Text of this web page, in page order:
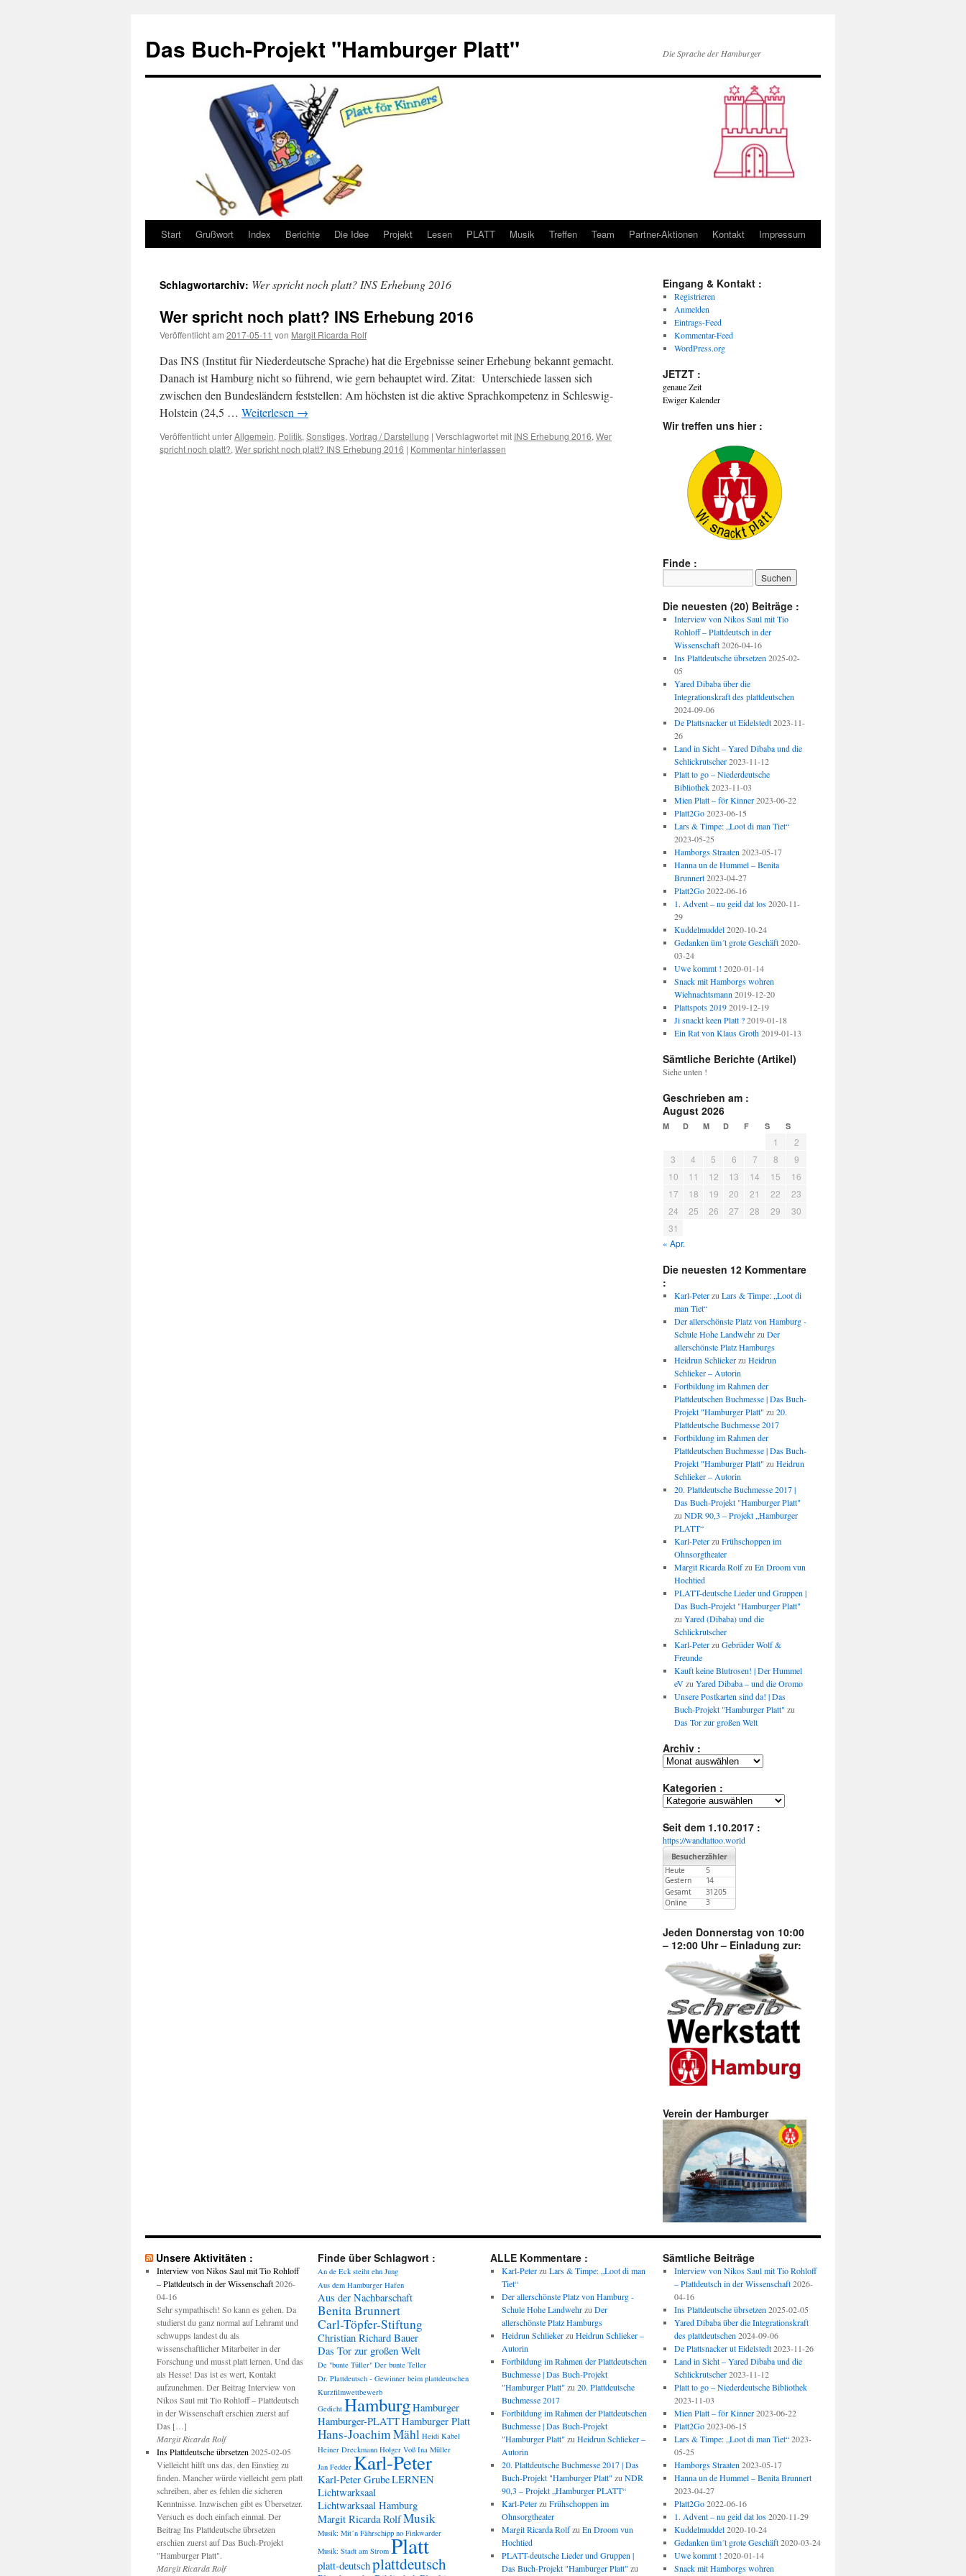
springen
Das Buch-Projekt "Hamburger Platt" Die Sprache der Hamburger
Start Grußwort Index Berichte Die Idee Projekt Lesen PLATT Musik Treffen Team Partner-Aktionen Kontakt Impressum
Schlagwortarchiv: Wer spricht noch platt? INS Erhebung 2016
Wer spricht noch platt? INS Erhebung 2016
Veröffentlicht am 2017-05-11 von Margit Ricarda Rolf
Das INS (Institut für Niederdeutsche Sprache) hat die Ergebnisse seiner Erhebung bekannt gemacht.
Danach ist Hamburg nicht so führend, wie gern behauptet wird. Zitat: Unterschiede lassen sich
zwischen den Bundesländern feststellen: Am höchsten ist die aktive Sprachkompetenz in Schleswig-
Holstein (24,5 … Weiterlesen →
Veröffentlicht unterAllgemein, Politik, Sonstiges, Vortrag / Darstellung | Verschlagwortet mit INS Erhebung 2016, Wer
spricht noch platt?, Wer spricht noch platt? INS Erhebung 2016 | Kommentar hinterlassen
Eingang & Kontakt :
Registrieren
Anmelden
Eintrags-Feed
Kommentar-Feed
WordPress.org
JETZT :
genaue Zeit
Ewiger Kalender
Wir treffen uns hier :
Finde :
Die neuesten (20) Beiträge :
Interview von Nikos Saul mit Tio
Rohloff – Plattdeutsch in der
Wissenschaft 2026-04-16
Ins Plattdeutsche übrsetzen 2025-02-
05
Yared Dibaba über die
Integrationskraft des plattdeutschen
2024-09-06
De Plattsnacker ut Eidelstedt 2023-11-
26
Land in Sicht – Yared Dibaba und die
Schlickrutscher 2023-11-12
Platt to go – Niederdeutsche
Bibliothek 2023-11-03
Mien Platt – för Kinner 2023-06-22
Platt2Go 2023-06-15
Lars & Timpe: „Loot di man Tiet“
2023-05-25
Hamborgs Straaten 2023-05-17
Hanna un de Hummel – Benita
Brunnert 2023-04-27
Platt2Go 2022-06-16
1. Advent – nu geid dat los 2020-11-
29
Kuddelmuddel 2020-10-24
Gedanken üm´t grote Geschäft 2020-
03-24
Uwe kommt ! 2020-01-14
Snack mit Hamborgs wohren
Wiehnachtsmann 2019-12-20
Plattspots 2019 2019-12-19
Ji snackt keen Platt ? 2019-01-18
Ein Rat von Klaus Groth 2019-01-13
Sämtliche Berichte (Artikel)
Siehe unten !
Geschrieben am :
August 2026
M D M D F S S
1
2
3
4 5 6 7 8
9
10
11 12 13 14 15
16
17
18 19 20 21 22
23
24
25 26 27 28 29
30
31
« Apr.
Die neuesten 12 Kommentare
:
Karl-PeterzuLars & Timpe: „Loot di
man Tiet“
Der allerschönste Platz von Hamburg -
Schule Hohe LandwehrzuDer
allerschönste Platz Hamburgs
Heidrun SchliekerzuHeidrun
Schlieker – Autorin
Fortbildung im Rahmen der
Plattdeutschen Buchmesse | Das Buch-
Projekt "Hamburger Platt" zu20.
Plattdeutsche Buchmesse 2017
Fortbildung im Rahmen der
Plattdeutschen Buchmesse | Das Buch-
Projekt "Hamburger Platt" zuHeidrun
Schlieker – Autorin
20. Plattdeutsche Buchmesse 2017 |
Das Buch-Projekt "Hamburger Platt"
zuNDR 90,3 – Projekt „Hamburger
PLATT“
Karl-PeterzuFrühschoppen im
Ohnsorgtheater
Margit Ricarda RolfzuEn Droom vun
Hochtied
PLATT-deutsche Lieder und Gruppen |
Das Buch-Projekt "Hamburger Platt"
zuYared (Dibaba) und die
Schlickrutscher
Karl-PeterzuGebrüder Wolf &
Freunde
Kauft keine Blutrosen! | Der Hummel
eVzuYared Dibaba – und die Oromo
Unsere Postkarten sind da! | Das
Buch-Projekt "Hamburger Platt" zu
Das Tor zur großen Welt
Archiv :
Archiv
Kategorien :
Kategorien
Seit dem 1.10.2017 :
https://wandtattoo.world
Jeden Donnerstag von 10:00
– 12:00 Uhr – Einladung zur:
Verein der Hamburger
Unsere Aktivitäten :
Interview von Nikos Saul mit Tio Rohloff
– Plattdeutsch in der Wissenschaft 2026-
04-16
Sehr sympathisch! So kann es gehen. Da
studierst du ganz normal auf Lehramt und
schwupps landest du als
wissenschaftlicher Mitarbeiter in der
Forschung und musst platt lernen. Und das
als Hesse! Das ist es wert, Kontakt
aufzunehmen. Der Beitrag Interview von
Nikos Saul mit Tio Rohloff – Plattdeutsch
in der Wissenschaft erschien zuerst auf
Das […]
Margit Ricarda Rolf
Ins Plattdeutsche übrsetzen 2025-02-05
Vielleicht hilft uns das, den Einstieg zu
finden. Mancher würde vielleicht gern platt
schreiben, aber es fehlen die sicheren
Kenntnisse. Inzwischen gibt es Übersetzer.
Versuch es doch einfach einmal. Der
Beitrag Ins Plattdeutsche übrsetzen
erschien zuerst auf Das Buch-Projekt
"Hamburger Platt".
Margit Ricarda Rolf
Finde über Schlagwort :
An de Eck steiht ehn Jung
Aus dem Hamburger Hafen
Aus der Nachbarschaft
Benita Brunnert
Carl-Töpfer-Stiftung
Christian Richard Bauer
Das Tor zur großen Welt
De "bunte Tüller" Der bunte Teller
Dr. Plattdeutsch - Gewinner beim plattdeutschen
Kurzfilmwettbewerb
Gedicht HamburgHamburger
Hamburger-PLATTHamburger Platt
Hans-Joachim Mähl Heidi Kabel
Heiner Dreckmann Holger Voß Ina Müller
Jan Fedder Karl-Peter
Karl-Peter GrubeLERNEN
Lichtwarksaal
Lichtwarksaal Hamburg
Margit Ricarda RolfMusik
Musik: Mit´n Fährschipp no Finkwarder
Musik: Stadt am Strom Platt
platt-deutschplattdeutsch
ALLE Kommentare :
Karl-Peterzu Lars & Timpe: „Loot di man
Tiet“
Der allerschönste Platz von Hamburg -
Schule Hohe Landwehrzu Der
allerschönste Platz Hamburgs
Heidrun Schliekerzu Heidrun Schlieker –
Autorin
Fortbildung im Rahmen der Plattdeutschen
Buchmesse | Das Buch-Projekt
"Hamburger Platt" zu 20. Plattdeutsche
Buchmesse 2017
Fortbildung im Rahmen der Plattdeutschen
Buchmesse | Das Buch-Projekt
"Hamburger Platt" zu Heidrun Schlieker –
Autorin
20. Plattdeutsche Buchmesse 2017 | Das
Buch-Projekt "Hamburger Platt" zu NDR
90,3 – Projekt „Hamburger PLATT“
Karl-Peterzu Frühschoppen im
Ohnsorgtheater
Margit Ricarda Rolfzu En Droom vun
Hochtied
PLATT-deutsche Lieder und Gruppen |
Das Buch-Projekt "Hamburger Platt" zu
Sämtliche Beiträge
Interview von Nikos Saul mit Tio Rohloff
– Plattdeutsch in der Wissenschaft 2026-
04-16
Ins Plattdeutsche übrsetzen 2025-02-05
Yared Dibaba über die Integrationskraft
des plattdeutschen 2024-09-06
De Plattsnacker ut Eidelstedt 2023-11-26
Land in Sicht – Yared Dibaba und die
Schlickrutscher 2023-11-12
Platt to go – Niederdeutsche Bibliothek
2023-11-03
Mien Platt – för Kinner 2023-06-22
Platt2Go 2023-06-15
Lars & Timpe: „Loot di man Tiet“ 2023-
05-25
Hamborgs Straaten 2023-05-17
Hanna un de Hummel – Benita Brunnert
2023-04-27
Platt2Go 2022-06-16
1. Advent – nu geid dat los 2020-11-29
Kuddelmuddel 2020-10-24
Gedanken üm´t grote Geschäft 2020-03-24
Uwe kommt ! 2020-01-14
Snack mit Hamborgs wohren